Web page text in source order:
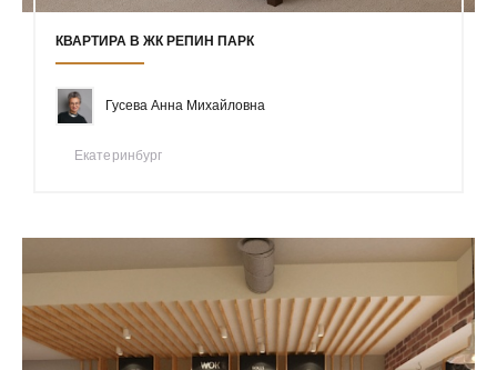
КВАРТИРА В ЖК РЕПИН ПАРК
Гусева Анна Михайловна
Екатеринбург